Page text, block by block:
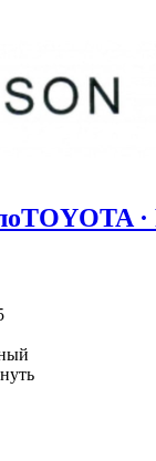
TOYOTA ·